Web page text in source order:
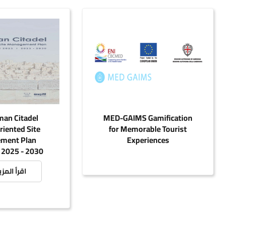
MED-GAIMS Gamification
for Memorable Tourist
Experiences
Amman Citadel
Oriented Site
Plan
I 2025 - 2030
اقرأ المزيد